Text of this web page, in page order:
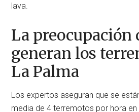
lava.
La preocupación
generan los
La Palma
Los expertos aseguran que se
media de 4 terremotos por hora en